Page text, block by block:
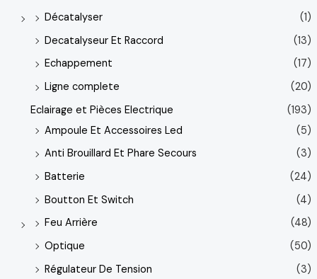
Décatalyser
(1)
Decatalyseur Et Raccord
(13)
Echappement
(17)
Ligne complete
(20)
Eclairage et Pièces Electrique
(193)
Ampoule Et Accessoires Led
(5)
Anti Brouillard Et Phare Secours
(3)
Batterie
(24)
Boutton Et Switch
(4)
Feu Arrière
(48)
Optique
(50)
Régulateur De Tension
(3)